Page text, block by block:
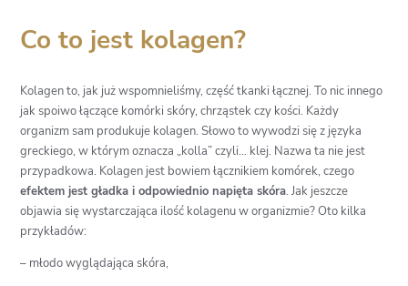
Co to jest kolagen?
Kolagen to, jak już wspomnieliśmy, część tkanki łącznej. To nic innego
jak spoiwo łączące komórki skóry, chrząstek czy kości. Każdy
organizm sam produkuje kolagen. Słowo to wywodzi się z języka
greckiego, w którym oznacza „kolla” czyli… klej. Nazwa ta nie jest
przypadkowa. Kolagen jest bowiem łącznikiem komórek, czego
efektem jest gładka i odpowiednio napięta skóra. Jak jeszcze
objawia się wystarczająca ilość kolagenu w organizmie? Oto kilka
przykładów:
– młodo wyglądająca skóra,